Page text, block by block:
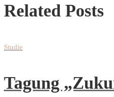
Related Posts
Studie
Tagung